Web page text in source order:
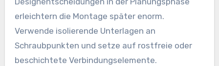
erleichtern die Montage später enorm.
Verwende isolierende Unterlagen an
Schraubpunkten und setze auf rostfreie oder
beschichtete Verbindungselemente.